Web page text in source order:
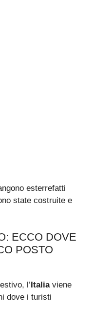
esterrefatti
state costruite e
ECCO DOVE
POSTO
l’Italiaviene
dove i turisti